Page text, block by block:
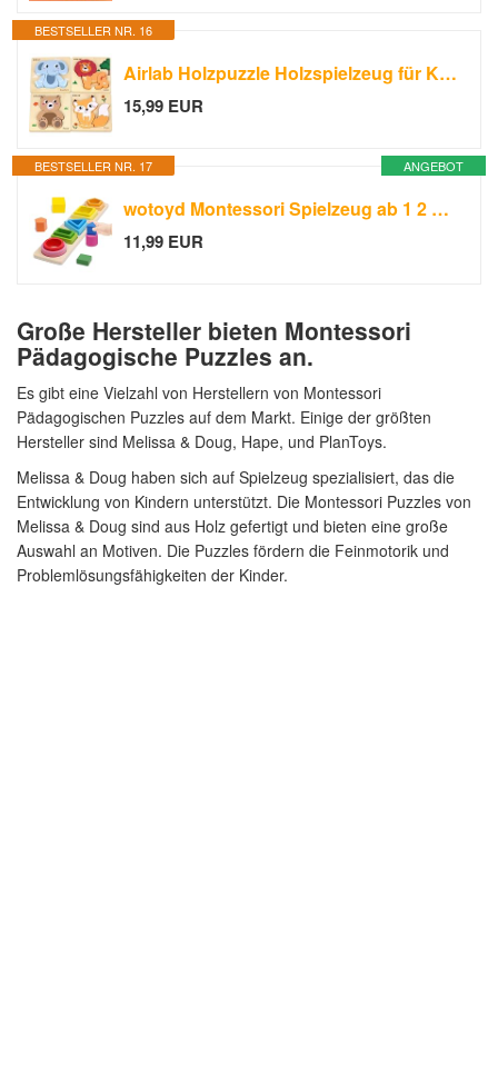
BESTSELLER NR. 16
Airlab Holzpuzzle Holzspielzeug für Kinder, Steckpuzzle Montessori Spielzeug, 4er-Set Puzzle Lernspielzeug Pädagogisches Spielzeug Geschenk
15,99 EUR
ANGEBOT
BESTSELLER NR. 17
wotoyd Montessori Spielzeug ab 1 2 Jahr,Holzspielzeug,Motorikspielzeug
11,99 EUR
Große Hersteller bieten Montessori
Pädagogische Puzzles an.
Es gibt eine Vielzahl von Herstellern von Montessori
Pädagogischen Puzzles auf dem Markt. Einige der größten
Hersteller sind Melissa & Doug, Hape, und PlanToys.
Melissa & Doug haben sich auf Spielzeug spezialisiert, das die
Entwicklung von Kindern unterstützt. Die Montessori Puzzles von
Melissa & Doug sind aus Holz gefertigt und bieten eine große
Auswahl an Motiven. Die Puzzles fördern die Feinmotorik und
Problemlösungsfähigkeiten der Kinder.